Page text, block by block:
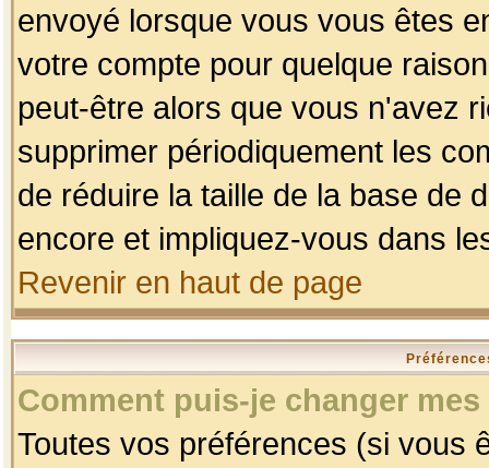
envoyé lorsque vous vous êtes
votre compte pour quelque
peut-être alors que vous n'avez
supprimer périodiquement les
de réduire la taille de la base de
encore et impliquez-vous dans
Revenir en haut de page
Comment puis-je changer
Toutes vos préférences (si vous